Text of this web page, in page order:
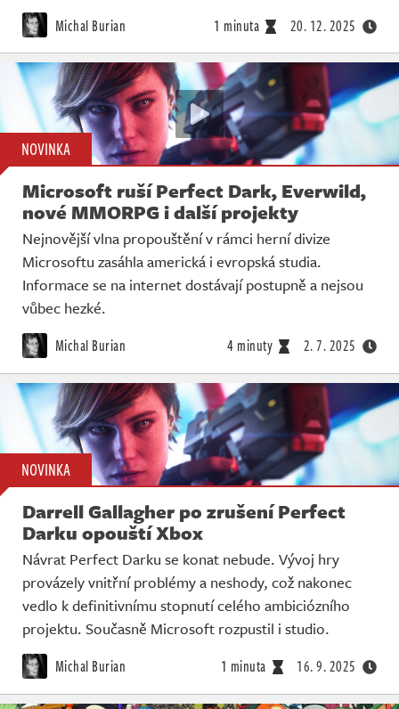
Michal Burian 1 minuta 20. 12. 2025
NOVINKA
Microsoft ruší Perfect Dark, Everwild,
nové MMORPG i další projekty
Nejnovější vlna propouštění v rámci herní divize
Microsoftu zasáhla americká i evropská studia.
Informace se na internet dostávají postupně a nejsou
vůbec hezké.
Michal Burian 4 minuty 2. 7. 2025
NOVINKA
Darrell Gallagher po zrušení Perfect
Darku opouští Xbox
Návrat Perfect Darku se konat nebude. Vývoj hry
provázely vnitřní problémy a neshody, což nakonec
vedlo k definitivnímu stopnutí celého ambiciózního
projektu. Současně Microsoft rozpustil i studio.
Michal Burian 1 minuta 16. 9. 2025